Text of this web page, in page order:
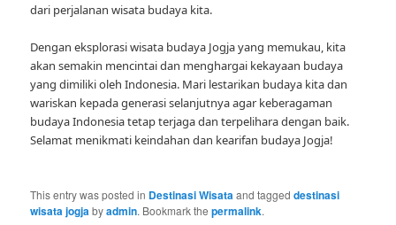
dari perjalanan wisata budaya kita.
Dengan eksplorasi wisata budaya Jogja yang memukau, kita
akan semakin mencintai dan menghargai kekayaan budaya
yang dimiliki oleh Indonesia. Mari lestarikan budaya kita dan
wariskan kepada generasi selanjutnya agar keberagaman
budaya Indonesia tetap terjaga dan terpelihara dengan baik.
Selamat menikmati keindahan dan kearifan budaya Jogja!
This entry was posted in Destinasi Wisataand taggeddestinasi
wisata jogjabyadmin. Bookmark thepermalink.